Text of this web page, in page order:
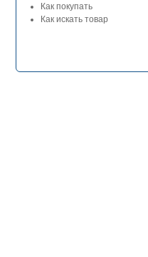
Как покупать
Как искать товар